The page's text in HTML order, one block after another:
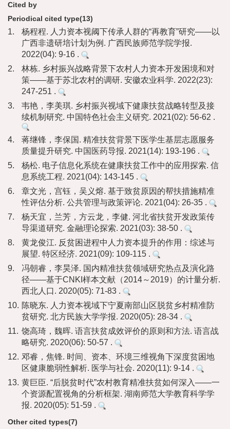
Cited by
Periodical cited type(13)
1.
杨程程. 人力资本视阈下传承人群的“再教育”研究——以
广西非遗研培计划为例. 广西民族师范学院学报.
2022(04): 9-16 .
2.
林栋. 乡村振兴战略背景下农村人力资本开发困境和对
策——基于苏北农村的调研. 安徽农业科学. 2022(23):
247-251 .
3.
韦艳，李美琪. 乡村振兴视域下健康扶贫战略转型及接
续机制研究. 中国特色社会主义研究. 2021(02): 56-62 .
4.
蒋继锋，李保国. 精准扶贫背景下医学生基层志愿服务
质量提升研究. 中国医药导报. 2021(14): 193-196 .
5.
杨松. 电子信息化系统在健康扶贫工作中的应用探索. 信
息系统工程. 2021(04): 143-145 .
6.
章文光，宫钰，吴义熔. 基于致贫原因的帮扶措施精准
性评估分析. 公共管理与政策评论. 2021(04): 26-35 .
7.
杨天宜，兰芳，方云龙，李健. 河北省扶贫开发政策传
导渠道研究. 金融理论探索. 2021(03): 38-50 .
8.
黄龙俊江. 反贫困进程中人力资本提升的作用：综述与
展望. 特区经济. 2021(09): 109-115 .
9.
冯朝睿，李昊泽. 国内精准扶贫领域研究热点及演化路
径——基于CNKI样本文献（2014～2019）的计量分析.
西北人口. 2020(05): 71-83 .
10. 陈晓东. 人力资本视域下宁夏南部山区脱贫乡村精准防
贫研究. 北方民族大学学报. 2020(05): 28-34 .
11. 饶高琦，魏晖. 语言扶贫成效评价的原则和方法. 语言战
略研究. 2020(06): 50-57 .
12. 邓睿，焦锋. 时间、资本、环境三维视角下深度贫困地
区健康脆弱性解析. 医学与社会. 2020(11): 9-14 .
13. 黄巨臣. “后脱贫时代”农村教育精准扶贫如何深入——一
个资源配置视角的分析框架. 湖南师范大学教育科学学
报. 2020(05): 51-59 .
Other cited types(7)